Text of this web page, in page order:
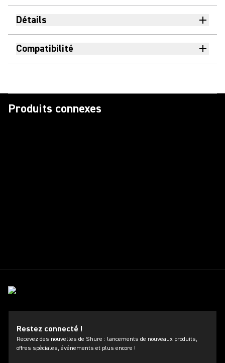
Détails
Compatibilité
Produits connexes
Restez connecté !
Recevez des nouvelles de Shure : lancements de nouveaux produits,
offres spéciales, événements et plus encore !